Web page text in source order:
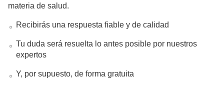
materia de salud.
Recibirás una respuesta fiable y de calidad
Tu duda será resuelta lo antes posible por nuestros
expertos
Y, por supuesto, de forma gratuita